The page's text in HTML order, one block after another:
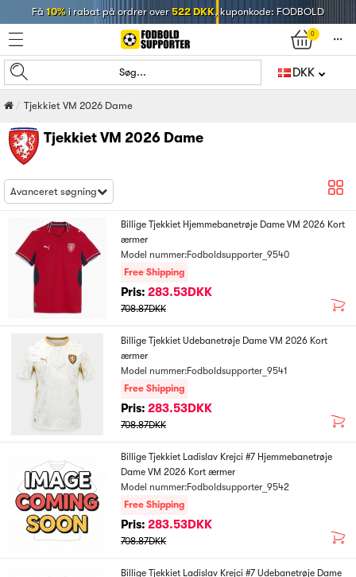
Få 10%i rabat på ordrer over522 DKK, kuponkode: FODBOLD
0
󰄒
Søg... DKK
Tjekkiet VM 2026 Dame
Tjekkiet VM 2026 Dame
Avanceret søgning
Billige Tjekkiet Hjemmebanetrøje Dame VM 2026 Kort
ærmer
Model nummer:Fodboldsupporter_9540
Free Shipping
Pris: 283.53DKK
708.87DKK
Billige Tjekkiet Udebanetrøje Dame VM 2026 Kort
ærmer
Model nummer:Fodboldsupporter_9541
Free Shipping
Pris: 283.53DKK
708.87DKK
Billige Tjekkiet Ladislav Krejci #7 Hjemmebanetrøje
Dame VM 2026 Kort ærmer
Model nummer:Fodboldsupporter_9542
Free Shipping
Pris: 283.53DKK
708.87DKK
Billige Tjekkiet Ladislav Krejci #7 Udebanetrøje Dame